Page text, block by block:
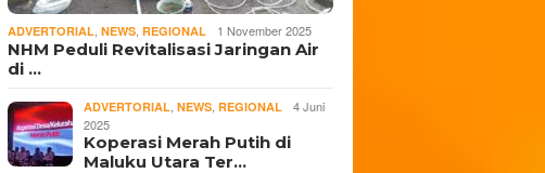
ADVERTORIAL ,NEWS ,REGIONAL 1 November 2025
NHM Peduli Revitalisasi Jaringan Air
di …
ADVERTORIAL ,NEWS ,REGIONAL
4 Juni
2025
Koperasi Merah Putih di
Maluku Utara Ter…